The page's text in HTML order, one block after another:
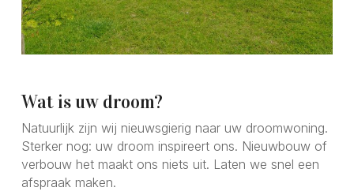
Wat is uw droom?
Natuurlijk zijn wij nieuwsgierig naar uw droomwoning.
Sterker nog: uw droom inspireert ons. Nieuwbouw of
verbouw het maakt ons niets uit. Laten we snel een
afspraak maken.